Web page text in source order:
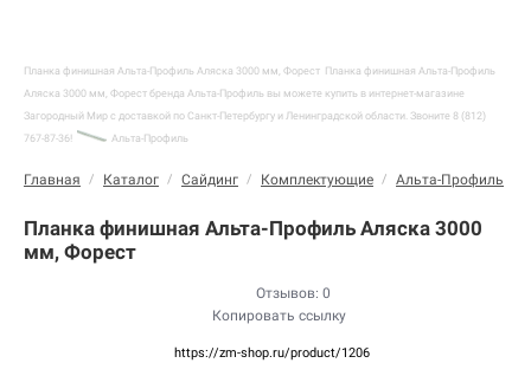
Планка финишная Альта-Профиль Аляска 3000 мм, Форест
Планка финишная Альта-Профиль
Аляска 3000 мм, Форест бренда Альта-Профиль вы можете купить в интернет-магазине
Загородный Мир с доставкой по Санкт-Петербургу и Ленинградской области. Звоните 8 (812)
767-87-36!
Альта-Профиль
Главная / Каталог / Сайдинг / Комплектующие / Альта-Профиль
Планка финишная Альта-Профиль Аляска 3000
мм, Форест
Отзывов: 0
Копировать ссылку
https://zm-shop.ru/product/1206